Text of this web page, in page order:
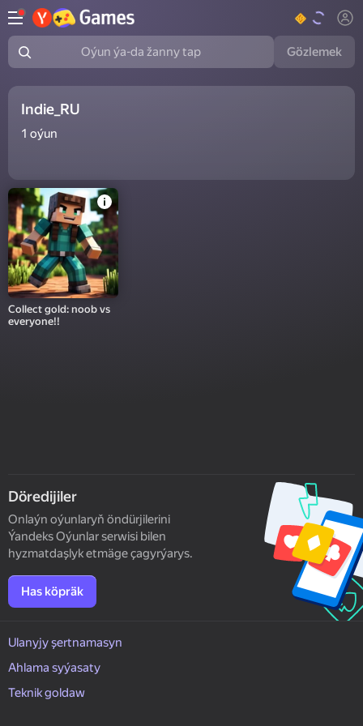
Oýun ýa-da žanny tap Gözlemek
Indie_RU
1 oýun
Collect gold: noob vs
everyone!!
Döredijiler
Onlaýn oýunlaryň öndürjilerini
Ýandeks Oýunlar serwisi bilen
hyzmatdaşlyk etmäge çagyrýarys.
Has köpräk
Ulanyjy şertnamasyn
Ahlama syýasaty
Teknik goldaw